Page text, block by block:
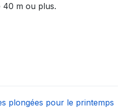
40 m ou plus.
plongées pour le printemps